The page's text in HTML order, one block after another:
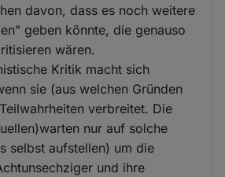
davon, dass es noch weitere
geben könnte, die genauso
wären.
Kritik macht sich
sie (aus welchen Gründen
verbreitet. Die
nur auf solche
selbst aufstellen) um die
und ihre